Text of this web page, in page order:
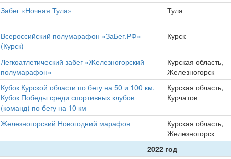
Забег «Ночная Тула» Тула
Всероссийский полумарафон «ЗаБег.РФ»
(Курск)
Курск
Легкоатлетический забег «Железногорский
полумарафон»
Курская область,
Железногорск
Кубок Курской области по бегу на 50 и 100 км.
Кубок Победы среди спортивных клубов
(команд) по бегу на 10 км
Курская область,
Курчатов
Железногорский Новогодний марафон
Курская область,
Железногорск
2022 год